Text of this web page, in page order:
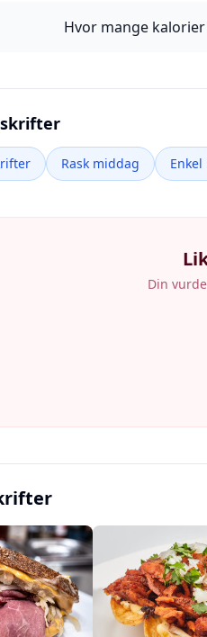
Hvor mange
Rask middag
Din